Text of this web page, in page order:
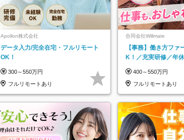
Apollon株式会社
データ入力/完全在宅・フルリモート
OK！
300～550万円
フルリモートあり
合同会社Willmate
【事務】働き方ファ
K！／充実研修／年
400～550万円
フルリモートあり